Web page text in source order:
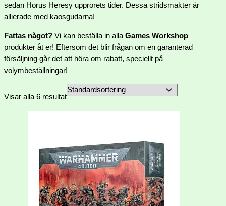
sedan Horus Heresy upprorets tider. Dessa stridsmakter är
allierade med kaosgudarna!
Fattas något? Vi kan beställa in alla Games Workshop
produkter åt er! Eftersom det blir frågan om en garanterad
försäljning går det att höra om rabatt, speciellt på
volymbeställningar!
Visar alla 6 resultat